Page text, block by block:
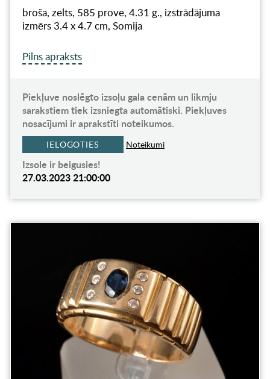
broša, zelts, 585 prove, 4.31 g., izstrādājuma
izmērs 3.4 x 4.7 cm, Somija
Pilns apraksts
Piekļuve noslēgto izsoļu gala cenām un likmju
sarakstiem tiek izsniegta automātiski. Piekļuves
nosacījumi ir aprakstīti noteikumos.
IELOGOTIES Noteikumi
Izsole ir beigusies!
27.03.2023 21:00:00